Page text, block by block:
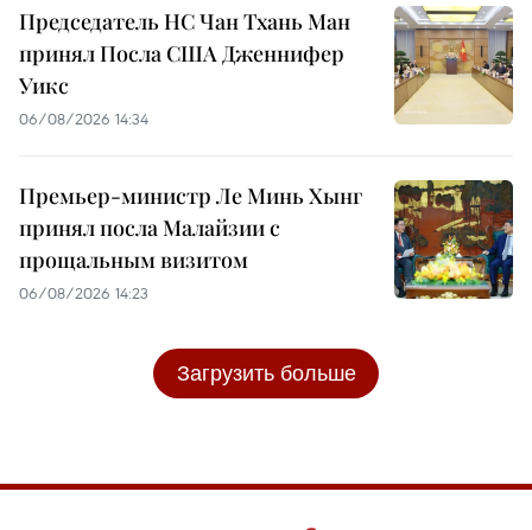
Председатель НС Чан Тхань Ман
принял Посла США Дженнифер
Уикс
06/08/2026 14:34
Премьер-министр Ле Минь Хынг
принял посла Малайзии с
прощальным визитом
06/08/2026 14:23
Загрузить больше